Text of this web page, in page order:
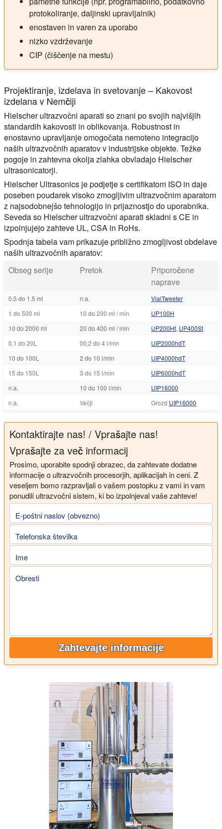
protokoliranje, daljinski upravljalnik)
enostaven in varen za uporabo
nizko vzdrževanje
CIP (čiščenje na mestu)
Projektiranje, izdelava in svetovanje – Kakovost
izdelana v Nemčiji
Hielscher ultrazvočni aparati so znani po svojih najvišjih
standardih kakovosti in oblikovanja. Robustnost in
enostavno upravljanje omogočata nemoteno integracijo
naših ultrazvočnih aparatov v industrijske objekte. Težke
pogoje in zahtevna okolja zlahka obvladajo Hielscher
ultrasonicatorji.
Hielscher Ultrasonics je podjetje s certifikatom ISO in daje
poseben poudarek visoko zmogljivim ultrazvočnim aparatom
z najsodobnejšo tehnologijo in prijaznostjo do uporabnika.
Seveda so Hielscher ultrazvočni aparati skladni s CE in
izpolnjujejo zahteve UL, CSA in RoHs.
Spodnja tabela vam prikazuje približno zmogljivost obdelave
naših ultrazvočnih aparatov:
Obseg serije
Pretok
Priporočene
naprave
0.5 do 1.5 ml n.a.
VialTweeter
1 do 500 ml
10 do 200 ml / min
UP100H
10 do 2000 ml
20 do 400 ml / min UP200Ht, UP400St
0.1 do 20L
00,2 do 4 l/min
UIP2000hdT
10 do 100L
2 do 10 l/min
UIP4000hdT
15 do 150L
3 do 15 l/min
UIP6000hdT
n.a.
10 do 100 l/min
UIP16000
n.a.
Večji Grozd UIP16000
Kontaktirajte nas! / Vprašajte nas!
Vprašajte za več informacij
Prosimo, uporabite spodnji obrazec, da zahtevate dodatne
informacije o ultrazvočnih procesorjih, aplikacijah in ceni. Z
veseljem bomo razpravljali o vašem postopku z vami in vam
ponudili ultrazvočni sistem, ki bo izpolnjeval vaše zahteve!
E-poštni naslov (obvezno)
Telefonska številka
Ime
Obresti
Zahtevajte informacije